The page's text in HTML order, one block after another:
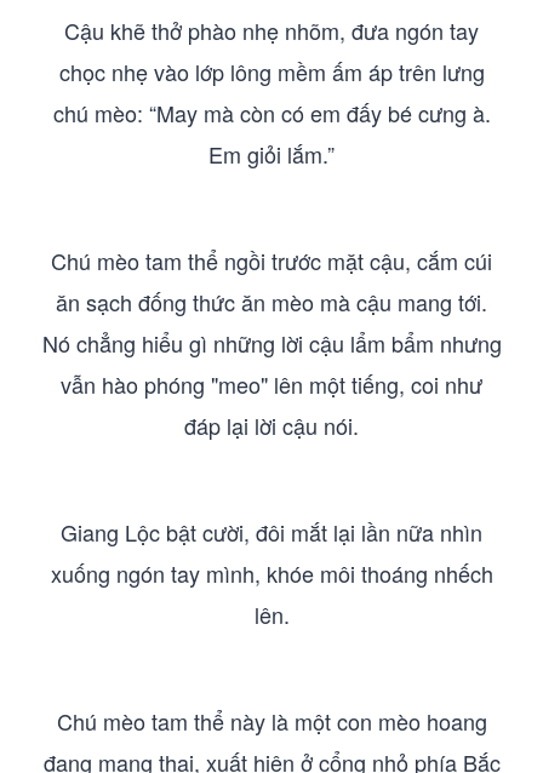
Cậu khẽ thở phào nhẹ nhõm, đưa ngón tay
chọc nhẹ vào lớp lông mềm ấm áp trên lưng
chú mèo: “May mà còn có em đấy bé cưng à.
Em giỏi lắm.”
Chú mèo tam thể ngồi trước mặt cậu, cắm cúi
ăn sạch đống thức ăn mèo mà cậu mang tới.
Nó chẳng hiểu gì những lời cậu lẩm bẩm nhưng
vẫn hào phóng "meo" lên một tiếng, coi như
đáp lại lời cậu nói.
Giang Lộc bật cười, đôi mắt lại lần nữa nhìn
xuống ngón tay mình, khóe môi thoáng nhếch
lên.
Chú mèo tam thể này là một con mèo hoang
đang mang thai, xuất hiện ở cổng nhỏ phía Bắc